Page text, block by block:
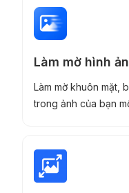
Làm mờ hình
Làm mờ khuôn mặt,
trong ảnh của bạn